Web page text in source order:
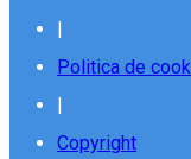
|
Politica de
|
Copyright